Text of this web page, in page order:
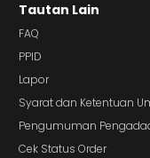
Tautan Lain
FAQ
PPID
Lapor
Syarat dan Ketentuan
Pengumuman
Cek Status Order